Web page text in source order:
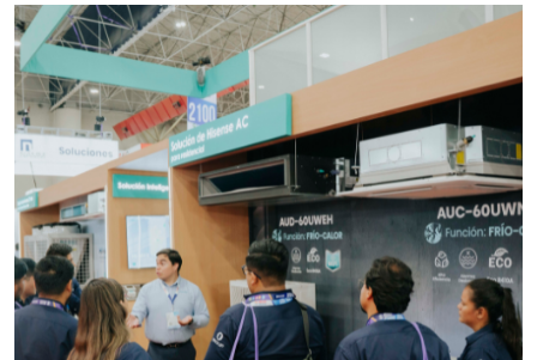
Empresa en Jalisco
Requiere:
MATERIALES PARA SELLOS DE
SISTEMAS DE ESCAPE
Especificaciones:
Requisitos: Garantizar composición
química y origen adecuados
(especialmente para grafito) y
contar con sistemas de calidad y
gestión ambiental.